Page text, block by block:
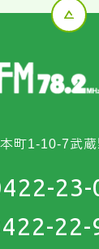
町1-10-7武
23-
22-